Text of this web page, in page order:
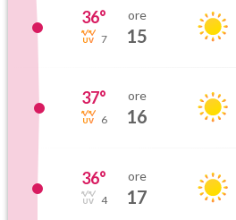
36°
7
ore
15
37°
6
ore
16
36°
4
ore
17